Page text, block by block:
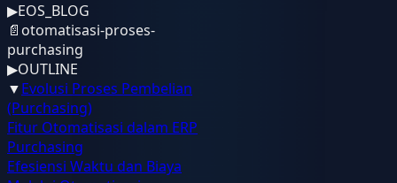
▶EOS_BLOG
📄 otomatisasi-proses-
purchasing
▶OUTLINE
▼Evolusi Proses Pembelian
(Purchasing)
Fitur Otomatisasi dalam ERP
Purchasing
Efesiensi Waktu dan Biaya